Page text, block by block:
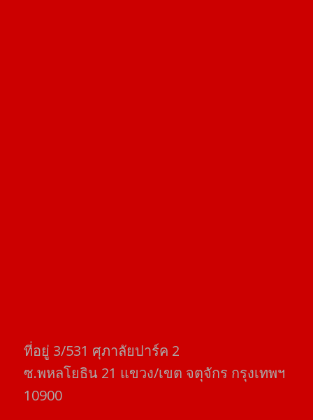
ที่อยู่​ 3/531​ ศุภาลัยปาร์ค​ 2
ซ.พหลโยธิน​ 21​ แขวง/เขต​ จตุจักร​ กรุงเทพฯ
10900